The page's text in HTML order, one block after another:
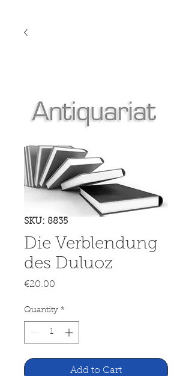
SKU: 8835
Die Verblendung
des Duluoz
€20.00
Quantity *
Add to Cart